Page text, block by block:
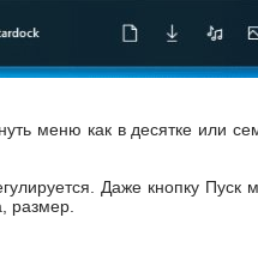
меню как в десятке или
Даже кнопку
размер.